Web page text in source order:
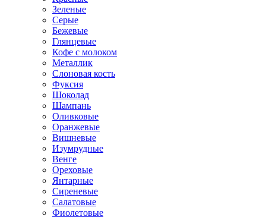
Зеленые
Серые
Бежевые
Глянцевые
Кофе с молоком
Металлик
Слоновая кость
Фуксия
Шоколад
Шампань
Оливковые
Оранжевые
Вишневые
Изумрудные
Венге
Ореховые
Янтарные
Сиреневые
Салатовые
Фиолетовые